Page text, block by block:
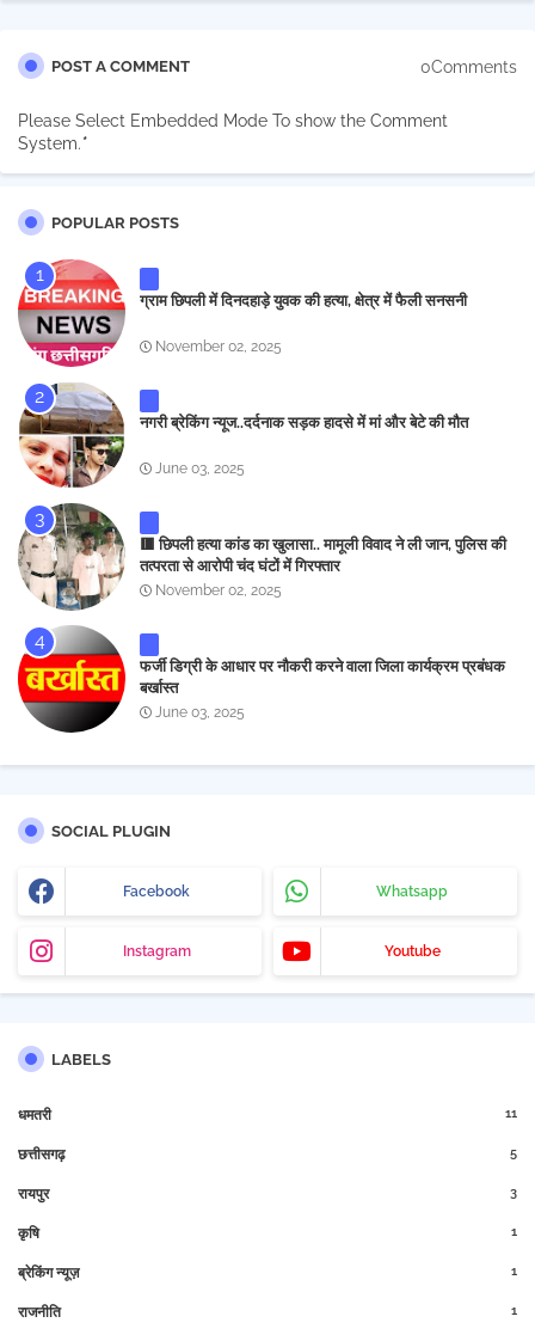
POST A COMMENT 0Comments
Please Select Embedded Mode To show the Comment
System.*
POPULAR POSTS
ग्राम छिपली में दिनदहाड़े युवक की हत्या, क्षेत्र में फैली सनसनी
November 02, 2025
नगरी ब्रेकिंग न्यूज..दर्दनाक सड़क हादसे में मां और बेटे की मौत
June 03, 2025
🟥 छिपली हत्या कांड का खुलासा.. मामूली विवाद ने ली जान, पुलिस की
तत्परता से आरोपी चंद घंटों में गिरफ्तार
November 02, 2025
फर्जी डिग्री के आधार पर नौकरी करने वाला जिला कार्यक्रम प्रबंधक
बर्खास्त
June 03, 2025
SOCIAL PLUGIN
Facebook Whatsapp
Instagram Youtube
LABELS
धमतरी 11
छत्तीसगढ़ 5
रायपुर 3
कृषि 1
ब्रेकिंग न्यूज़ 1
राजनीति 1